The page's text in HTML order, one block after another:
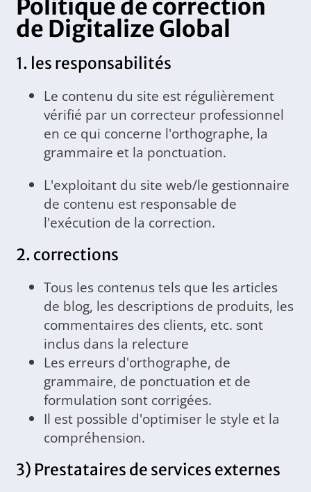
Politique de correction
de Digitalize Global
1. les responsabilités
Le contenu du site est régulièrement
vérifié par un correcteur professionnel
en ce qui concerne l'orthographe, la
grammaire et la ponctuation.
L'exploitant du site web/le gestionnaire
de contenu est responsable de
l'exécution de la correction.
2. corrections
Tous les contenus tels que les articles
de blog, les descriptions de produits, les
commentaires des clients, etc. sont
inclus dans la relecture
Les erreurs d'orthographe, de
grammaire, de ponctuation et de
formulation sont corrigées.
Il est possible d'optimiser le style et la
compréhension.
3) Prestataires de services externes